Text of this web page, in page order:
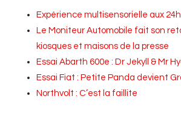
Expérience multisensorielle aux
Le Moniteur Automobile fait son
kiosques et maisons de la presse
Essai Abarth 600e : Dr Jekyll & Mr
Essai Fiat : Petite Panda devient
Northvolt : C’est la faillite